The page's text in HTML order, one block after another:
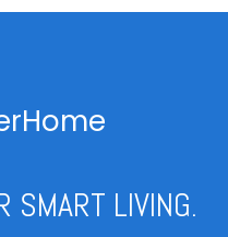
SMART LIVING.